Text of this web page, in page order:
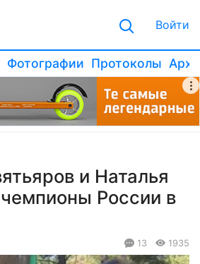
Войти
Фотографии Протоколы
и Наталья
России в
13 1935